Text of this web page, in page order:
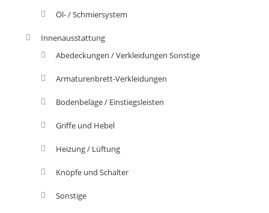
Öl- / Schmiersystem
Innenausstattung
Abedeckungen / Verkleidungen Sonstige
Armaturenbrett-Verkleidungen
Bodenbeläge / Einstiegsleisten
Griffe und Hebel
Heizung / Lüftung
Knöpfe und Schalter
Sonstige